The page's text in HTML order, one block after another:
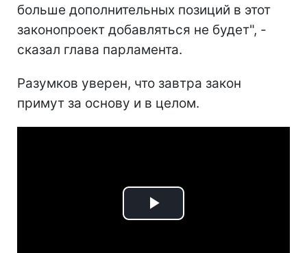
больше дополнительных позиций в этот
законопроект добавляться не будет", -
сказал глава парламента.
Разумков уверен, что завтра закон
примут за основу и в целом.
Play